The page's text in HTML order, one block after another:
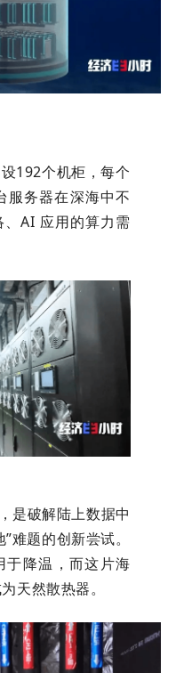
192个机柜，每个
服务器在深海中不
AI 应用的算力需
是破解陆上数据中
难题的创新尝试。
于降温，而这片海
天然散热器。